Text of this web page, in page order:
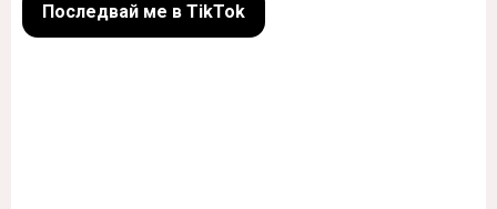
Последвай ме в TikTok